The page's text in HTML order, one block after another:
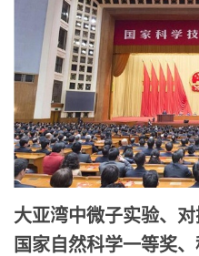
大亚湾中微子实验、
国家自然科学一等奖